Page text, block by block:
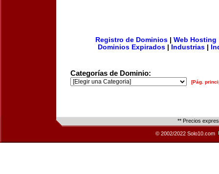
Registro de Dominios| Web Hosting
Dominios Expirados
Industrias
Categorías de Dominio:
[Pág.
** Precios
© 2002/2022 Solo10.com